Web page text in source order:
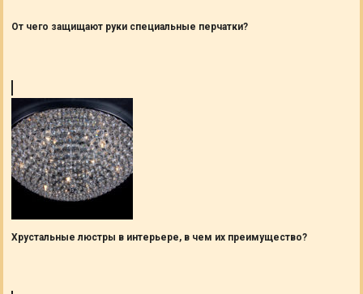
От чего защищают руки специальные перчатки?
Хрустальные люстры в интерьере, в чем их преимущество?